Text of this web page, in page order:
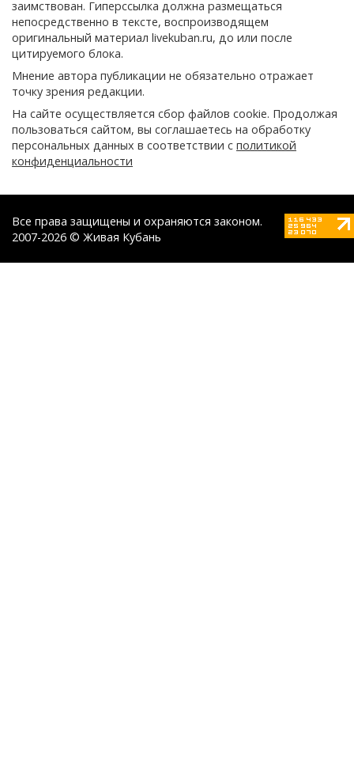
заимствован. Гиперссылка должна размещаться
непосредственно в тексте, воспроизводящем
оригинальный материал livekuban.ru, до или после
цитируемого блока.
Мнение автора публикации не обязательно отражает
точку зрения редакции.
На сайте осуществляется сбор файлов cookie. Продолжая
пользоваться сайтом, вы соглашаетесь на обработку
персональных данных в соответствии с политикой
конфиденциальности
Все права защищены и охраняются законом.
2007-2026 © Живая Кубань